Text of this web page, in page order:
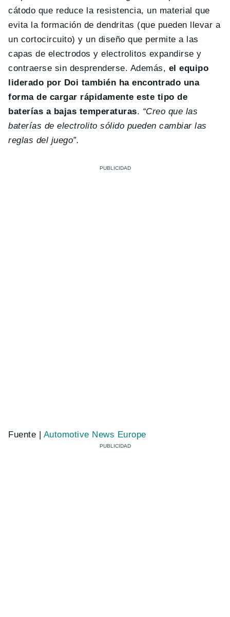
cátodo que reduce la resistencia, un material que
evita la formación de dendritas (que pueden llevar a
un cortocircuito) y un diseño que permite a las
capas de electrodos y electrolitos expandirse y
contraerse sin desprenderse. Además, el equipo
liderado por Doi también ha encontrado una
forma de cargar rápidamente este tipo de
baterías a bajas temperaturas. “Creo que las
baterías de electrolito sólido pueden cambiar las
reglas del juego”.
Fuente | Automotive News Europe